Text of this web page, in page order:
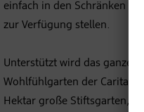
einfach in den Schränken
zur Verfügung stellen.
Unterstützt wird das ganze
Wohlfühlgarten der Caritas
Hektar große Stiftsgarten,